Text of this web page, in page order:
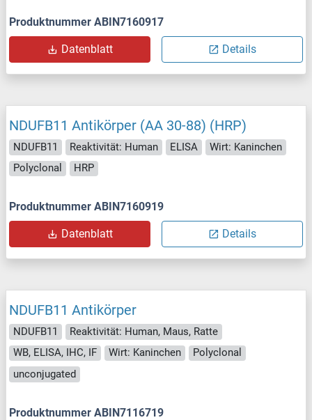
Produktnummer ABIN7160917
Datenblatt Details
NDUFB11 Antikörper (AA 30-88) (HRP)
NDUFB11 Reaktivität: Human ELISA
Wirt: Kaninchen
Polyclonal
HRP
Produktnummer ABIN7160919
Datenblatt Details
NDUFB11 Antikörper
NDUFB11
Reaktivität: Human, Maus, Ratte
WB, ELISA, IHC, IF
Wirt: Kaninchen
Polyclonal
unconjugated
Produktnummer ABIN7116719